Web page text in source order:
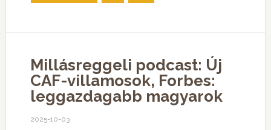
Millásreggeli podcast: Új
CAF-villamosok, Forbes:
leggazdagabb magyarok
2025-10-03